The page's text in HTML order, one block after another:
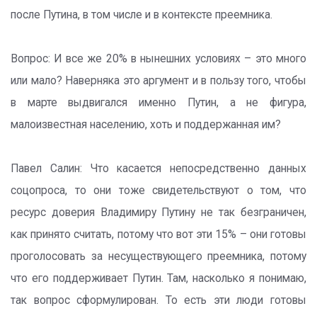
после Путина, в том числе и в контексте преемника.
Вопрос: И все же 20% в нынешних условиях – это много
или мало? Наверняка это аргумент и в пользу того, чтобы
в марте выдвигался именно Путин, а не фигура,
малоизвестная населению, хоть и поддержанная им?
Павел Салин: Что касается непосредственно данных
соцопроса, то они тоже свидетельствуют о том, что
ресурс доверия Владимиру Путину не так безграничен,
как принято считать, потому что вот эти 15% – они готовы
проголосовать за несуществующего преемника, потому
что его поддерживает Путин. Там, насколько я понимаю,
так вопрос сформулирован. То есть эти люди готовы